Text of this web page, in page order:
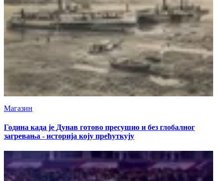
Магазин
Година када је Дунав готово пресушио и без глобалног
загревања - историја коју прећуткују